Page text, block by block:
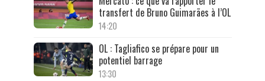
transfert de Bruno Guimarães à l’OL
14:20
OL : Tagliafico se prépare pour un
potentiel barrage
13:30